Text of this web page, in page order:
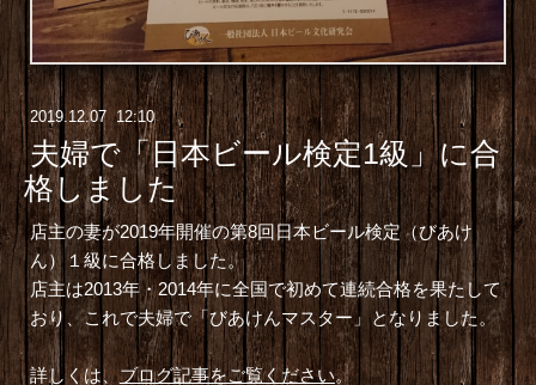
2019.12.07 12:10
夫婦で「日本ビール検定1級」に合
格しました
店主の妻が2019年開催の第8回日本ビール検定（びあけ
ん） １級に合格しました。
店主は2013年・2014年に全国で初めて連続合格を果たして
おり、これで夫婦で「びあけんマスター」となりました。
詳しくは、ブログ記事をご覧ください。